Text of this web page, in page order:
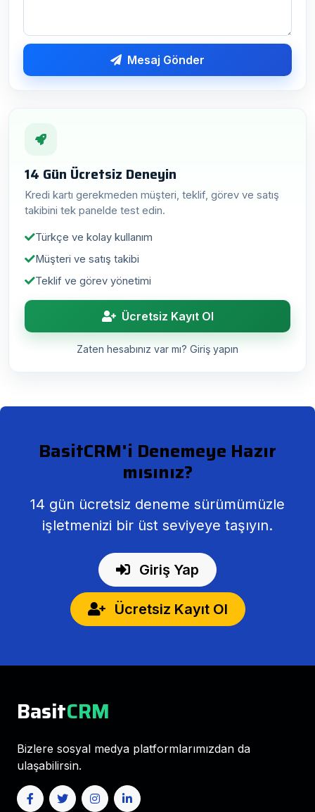
Mesaj Gönder
14 Gün Ücretsiz Deneyin
Kredi kartı gerekmeden müşteri, teklif, görev ve satış
takibini tek panelde test edin.
Türkçe ve kolay kullanım
Müşteri ve satış takibi
Teklif ve görev yönetimi
Ücretsiz Kayıt Ol
Zaten hesabınız var mı? Giriş yapın
BasitCRM'i Denemeye Hazır
mısınız?
14 gün ücretsiz deneme sürümümüzle
işletmenizi bir üst seviyeye taşıyın.
Giriş Yap
Ücretsiz Kayıt Ol
BasitCRM
Bizlere sosyal medya platformlarımızdan da
ulaşabilirsin.